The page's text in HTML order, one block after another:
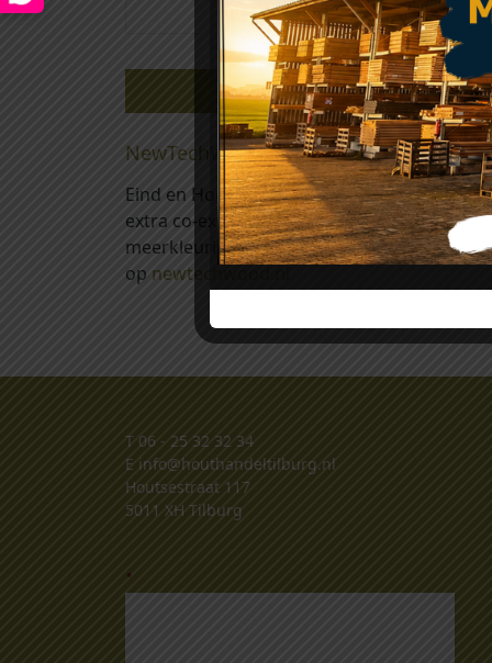
Beschrijving
NewTechWood eindprofiel Red
Eind en Hoekprofielen zijn belangrijk voor
extra co-extrusie beschermlaag
meerkleurige effect in de toplaag geniet u
op newtechwood.nl
T 06 - 25 32 32 34
E info@houthandeltilburg.nl
Houtsestraat 117
5011 XH Tilburg
.